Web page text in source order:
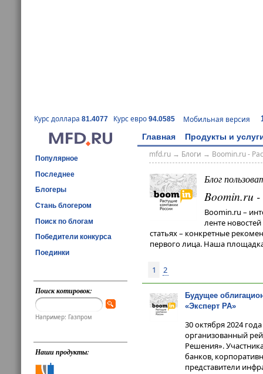
Курс доллара 81.4077 Курс евро 94.0585 Мобильная версия
Главная Продукты и
Популярное
Последнее
Блогеры
Стань блогером
Поиск по блогам
Победители конкурса
Поединки
Поиск котировок:
Например: Газпром
Наши продукты:
mfd.ru→ Блоги → Boomin.ru -
Блог
Boomin.ru
Boomin.ru –
ленте
статьях – конкретные
первого лица. Наша
1 2
Будущее
«Эксперт РА»
30 октября 2024
организованный
Решения».
банков,
представители